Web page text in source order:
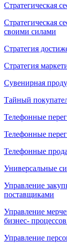
Стратегическая
Стратегическая
своими силами
Стратегия
Стратегия
Сувенирная
Тайный
Телефонные
Телефонные
Телефонные
Универсальные
Управление
поставщиками
Управление
бизнес-
Управление